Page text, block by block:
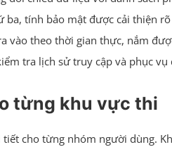
tính bảo mật được cải thiện
theo thời gian thực, nắm
tra lịch sử truy cập và phục vụ
từng khu vực thi
cho từng nhóm người dùng.